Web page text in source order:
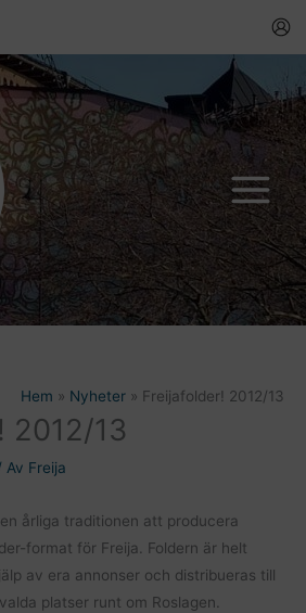
Hem Nyheter Freijafolder! 2012/13
2012/13
Av Freija
årliga traditionen att producera
format för Freija. Foldern är helt
av era annonser och distribueras till
platser runt om Roslagen.